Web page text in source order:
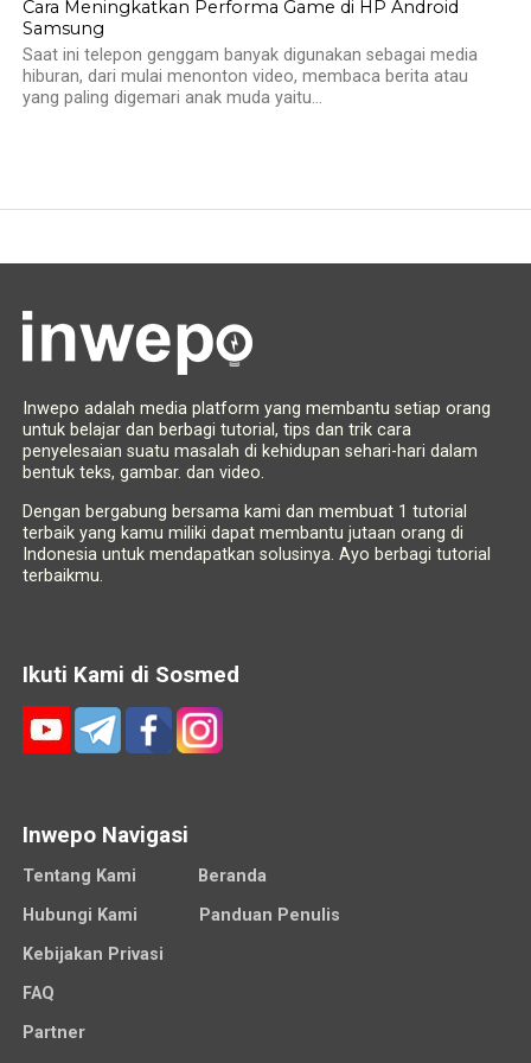
Cara Meningkatkan Performa Game di HP Android
Samsung
Saat ini telepon genggam banyak digunakan sebagai media
hiburan, dari mulai menonton video, membaca berita atau
yang paling digemari anak muda yaitu...
Inwepo adalah media platform yang membantu setiap orang
untuk belajar dan berbagi tutorial, tips dan trik cara
penyelesaian suatu masalah di kehidupan sehari-hari dalam
bentuk teks, gambar. dan video.
Dengan bergabung bersama kami dan membuat 1 tutorial
terbaik yang kamu miliki dapat membantu jutaan orang di
Indonesia untuk mendapatkan solusinya. Ayo berbagi tutorial
terbaikmu.
Ikuti Kami di Sosmed
Inwepo Navigasi
Tentang Kami
Beranda
Hubungi Kami
Panduan Penulis
Kebijakan Privasi
FAQ
Partner